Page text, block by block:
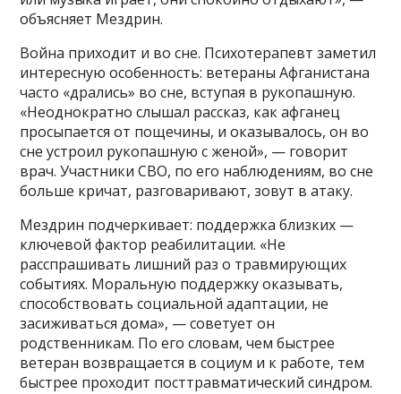
объясняет Мездрин.
Война приходит и во сне. Психотерапевт заметил
интересную особенность: ветераны Афганистана
часто «дрались» во сне, вступая в рукопашную.
«Неоднократно слышал рассказ, как афганец
просыпается от пощечины, и оказывалось, он во
сне устроил рукопашную с женой», — говорит
врач. Участники СВО, по его наблюдениям, во сне
больше кричат, разговаривают, зовут в атаку.
Мездрин подчеркивает: поддержка близких —
ключевой фактор реабилитации. «Не
расспрашивать лишний раз о травмирующих
событиях. Моральную поддержку оказывать,
способствовать социальной адаптации, не
засиживаться дома», — советует он
родственникам. По его словам, чем быстрее
ветеран возвращается в социум и к работе, тем
быстрее проходит посттравматический синдром.